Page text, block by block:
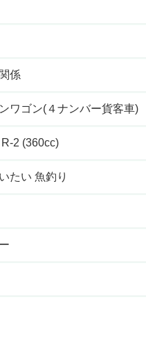
係
ワゴン(４ナンバー貨客車)
2 (360cc)
たい 魚釣り